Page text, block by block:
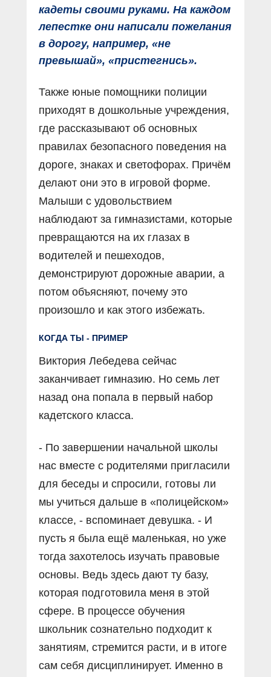
кадеты своими руками. На каждом
лепестке они написали пожелания
в дорогу, например, «не
превышай», «пристегнись».
Также юные помощники полиции
приходят в дошкольные учреждения,
где рассказывают об основных
правилах безопасного поведения на
дороге, знаках и светофорах. Причём
делают они это в игровой форме.
Малыши с удовольствием
наблюдают за гимназистами, которые
превращаются на их глазах в
водителей и пешеходов,
демонстрируют дорожные аварии, а
потом объясняют, почему это
произошло и как этого избежать.
КОГДА ТЫ - ПРИМЕР
Виктория Лебедева сейчас
заканчивает гимназию. Но семь лет
назад она попала в первый набор
кадетского класса.
- По завершении начальной школы
нас вместе с родителями пригласили
для беседы и спросили, готовы ли
мы учиться дальше в «полицейском»
классе, - вспоминает девушка. - И
пусть я была ещё маленькая, но уже
тогда захотелось изучать правовые
основы. Ведь здесь дают ту базу,
которая подготовила меня в этой
сфере. В процессе обучения
школьник сознательно подходит к
занятиям, стремится расти, и в итоге
сам себя дисциплинирует. Именно в